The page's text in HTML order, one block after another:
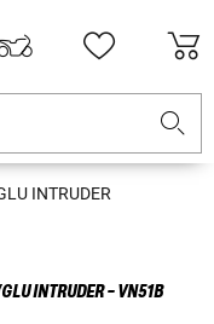
INTRUDER
INTRUDER - VN51B